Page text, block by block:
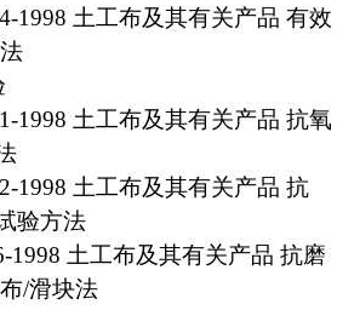
1998 土工布及其有关产品 有效
1998 土工布及其有关产品 抗氧
1998 土工布及其有关产品 抗
验方法
1998 土工布及其有关产品 抗磨
/滑块法